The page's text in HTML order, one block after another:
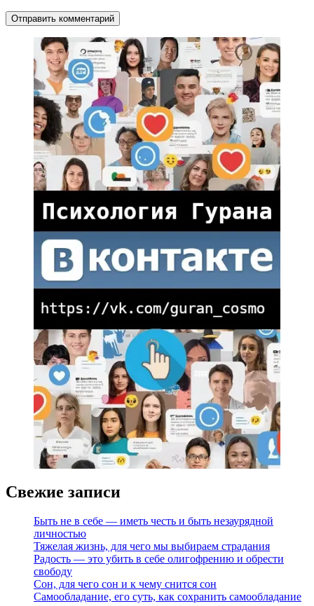
Свежие записи
Быть не в себе — иметь честь и быть незаурядной
личностью
Тяжелая жизнь, для чего мы выбираем страдания
Радость — это убить в себе олигофрению и обрести
свободу
Сон, для чего сон и к чему снится сон
Самообладание, его суть, как сохранить самообладание